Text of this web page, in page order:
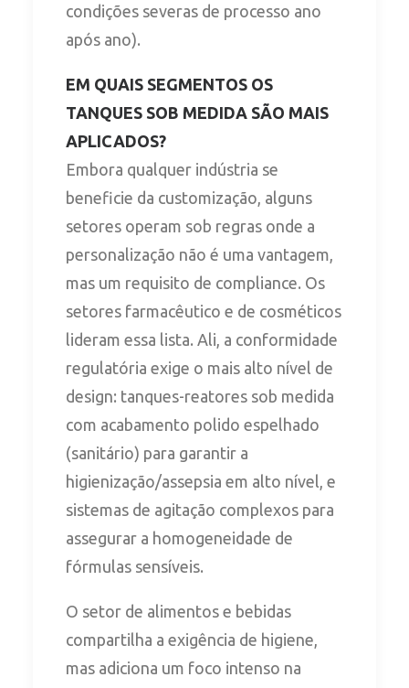
condições severas de processo ano
após ano).
EM QUAIS SEGMENTOS OS
TANQUES SOB MEDIDA SÃO MAIS
APLICADOS?
Embora qualquer indústria se
beneficie da customização, alguns
setores operam sob regras onde a
personalização não é uma vantagem,
mas um requisito de compliance. Os
setores farmacêutico e de cosméticos
lideram essa lista. Ali, a conformidade
regulatória exige o mais alto nível de
design: tanques-reatores sob medida
com acabamento polido espelhado
(sanitário) para garantir a
higienização/assepsia em alto nível, e
sistemas de agitação complexos para
assegurar a homogeneidade de
fórmulas sensíveis.
O setor de alimentos e bebidas
compartilha a exigência de higiene,
mas adiciona um foco intenso na